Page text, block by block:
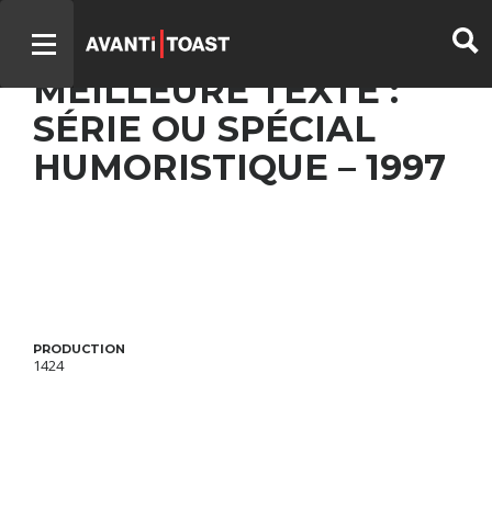
LA PETITE VIE –
MEILLEURE TEXTE :
SÉRIE OU SPÉCIAL
HUMORISTIQUE – 1997
PRODUCTION
1424